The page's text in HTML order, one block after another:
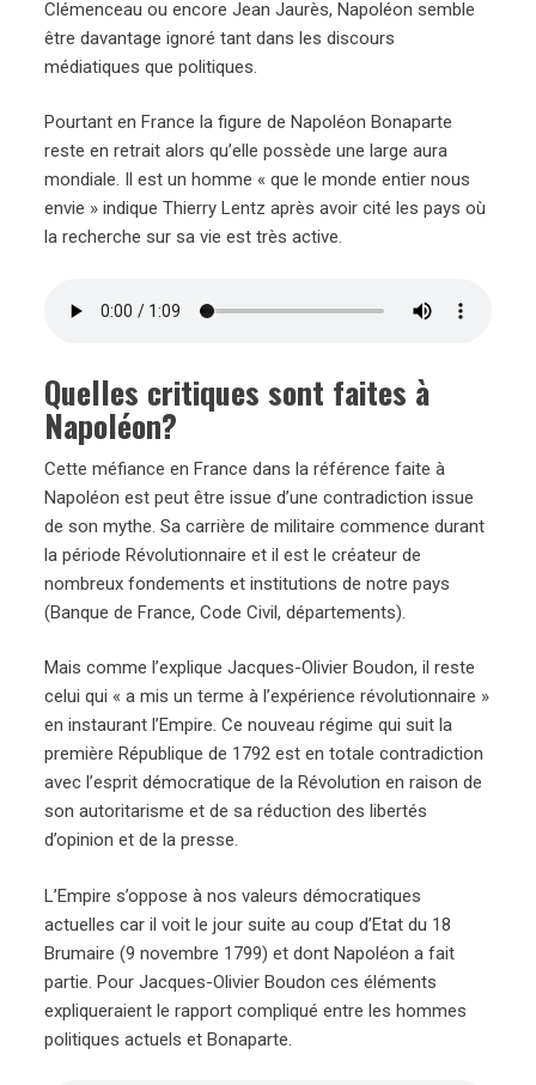
Clémenceau ou encore Jean Jaurès, Napoléon semble
être davantage ignoré tant dans les discours
médiatiques que politiques.
Pourtant en France la figure de Napoléon Bonaparte
reste en retrait alors qu’elle possède une large aura
mondiale. Il est un homme « que le monde entier nous
envie » indique Thierry Lentz après avoir cité les pays où
la recherche sur sa vie est très active.
Quelles critiques sont faites à
Napoléon?
Cette méfiance en France dans la référence faite à
Napoléon est peut être issue d’une contradiction issue
de son mythe. Sa carrière de militaire commence durant
la période Révolutionnaire et il est le créateur de
nombreux fondements et institutions de notre pays
(Banque de France, Code Civil, départements).
Mais comme l’explique Jacques-Olivier Boudon, il reste
celui qui « a mis un terme à l’expérience révolutionnaire »
en instaurant l’Empire. Ce nouveau régime qui suit la
première République de 1792 est en totale contradiction
avec l’esprit démocratique de la Révolution en raison de
son autoritarisme et de sa réduction des libertés
d’opinion et de la presse.
L’Empire s’oppose à nos valeurs démocratiques
actuelles car il voit le jour suite au coup d’Etat du 18
Brumaire (9 novembre 1799) et dont Napoléon a fait
partie. Pour Jacques-Olivier Boudon ces éléments
expliqueraient le rapport compliqué entre les hommes
politiques actuels et Bonaparte.